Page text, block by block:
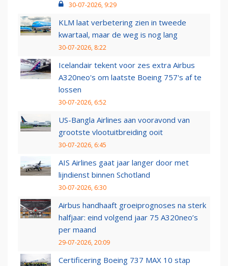
30-07-2026, 9:29
KLM laat verbetering zien in tweede
kwartaal, maar de weg is nog lang
30-07-2026, 8:22
Icelandair tekent voor zes extra Airbus
A320neo's om laatste Boeing 757's af te
lossen
30-07-2026, 6:52
US-Bangla Airlines aan vooravond van
grootste vlootuitbreiding ooit
30-07-2026, 6:45
AIS Airlines gaat jaar langer door met
lijndienst binnen Schotland
30-07-2026, 6:30
Airbus handhaaft groeiprognoses na sterk
halfjaar: eind volgend jaar 75 A320neo’s
per maand
29-07-2026, 20:09
Certificering Boeing 737 MAX 10 stap